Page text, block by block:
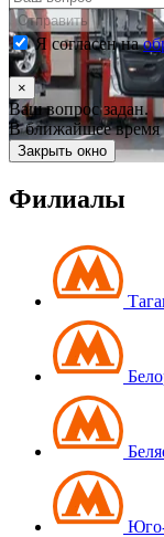
Отправить
Я согласен на
×
Ваш вопрос задан.
В ближайшее время
Закрыть окно
Филиалы
Юго-